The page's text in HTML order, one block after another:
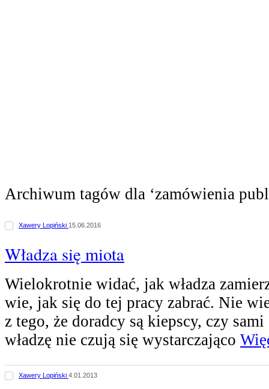
Archiwum tagów dla ‘zamówienia
Xawery Lopiński 15.06.2016
Władza się miota
Wielokrotnie widać, jak władza
wie, jak się do tej pracy zabrać. Nie
z tego, że doradcy są kiepscy, czy
władzę nie czują się wystarczająco
Xawery Lopiński 4.01.2013